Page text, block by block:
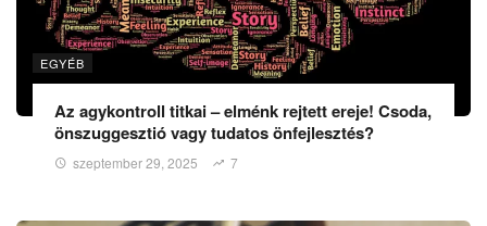
EGYÉB
Az agykontroll titkai – elménk rejtett ereje! Csoda,
önszuggesztió vagy tudatos önfejlesztés?
szeptember 29, 2025 7